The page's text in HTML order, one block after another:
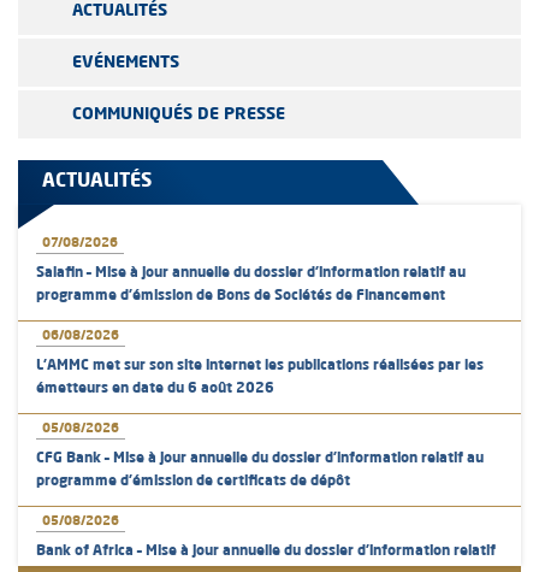
ACTUALITÉS
EVÉNEMENTS
COMMUNIQUÉS DE PRESSE
ACTUALITÉS
07/08/2026
Salafin – Mise à jour annuelle du dossier d’information relatif au
programme d'émission de Bons de Sociétés de Financement
06/08/2026
L’AMMC met sur son site internet les publications réalisées par les
émetteurs en date du 6 août 2026
05/08/2026
CFG Bank – Mise à jour annuelle du dossier d’information relatif au
programme d'émission de certificats de dépôt
05/08/2026
Bank of Africa – Mise à jour annuelle du dossier d’information relatif